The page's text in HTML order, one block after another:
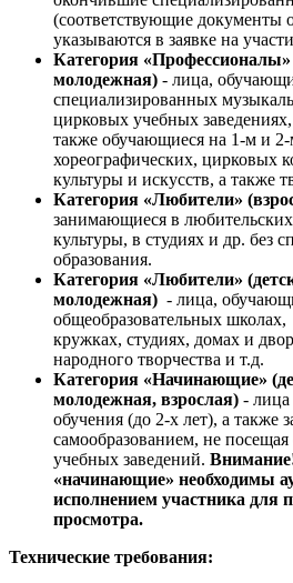
(соответствующие документы
указываются в заявке на
Категория
молодежная) - лица,
специализированных
цирковых учебных
также обучающиеся на 1-м и
хореографических, цирковых
культуры и искусств, а также
Категория «Любители»
занимающиеся в
культуры, в студиях и др. без
образования.
Категория «Любители»
молодежная) - лица,
общеобразовательных
кружках, студиях, домах и
народного творчества и т.д.
Категория «Начинающие»
молодежная, взрослая) - лица
обучения (до 2-х лет), а также
самообразованием, не
учебных заведений.
«начинающие» необходимы
исполнением участника для
просмотра.
Технические требования: